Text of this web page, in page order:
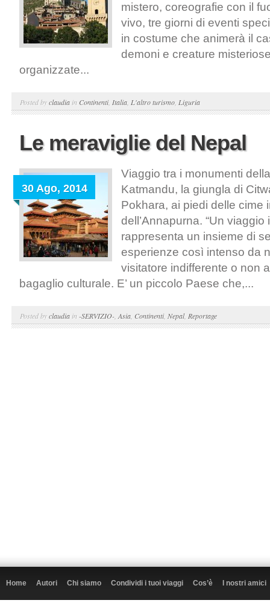
mistero, coreografie con il
vivo, tre giorni di eventi
in costume che animerà il
demoni e creature
organizzate...
Posted byclaudia in Continenti, Italia L'altro turismo Liguria
Le meraviglie del Nepal
30 Ago, 2014
Viaggio tra i monumenti
Katmandu, la giungla di
Pokhara, ai piedi delle cime
dell’Annapurna. “Un viaggio
rappresenta un insieme di
esperienze così intenso da
visitatore indifferente o non
bagaglio culturale. E’ un piccolo Paese che,...
Posted byclaudia in -SERVIZIO- Asia Continenti, Nepal, Reportage
Home Autori Chi siamo Condividi i tuoi viaggi Cos’è I nostri amici